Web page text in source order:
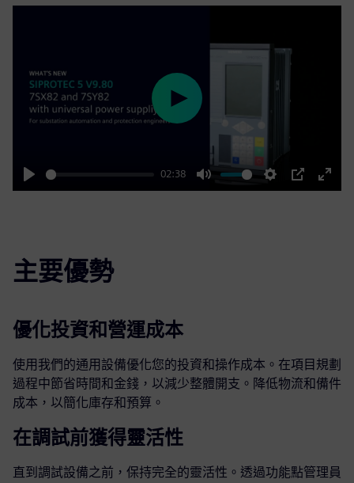
Play
02:38
Mute Settings
PIP
Enter
Play
主要優勢
優化投資和營運成本
使用我們的通用設備優化您的投資和操作成本。在項目規劃
過程中節省時間和金錢，以減少整體開支。降低物流和備件
成本，以簡化庫存和預算。
在調試前獲得靈活性
直到調試設備之前，保持完全的靈活性。透過功能點管理員